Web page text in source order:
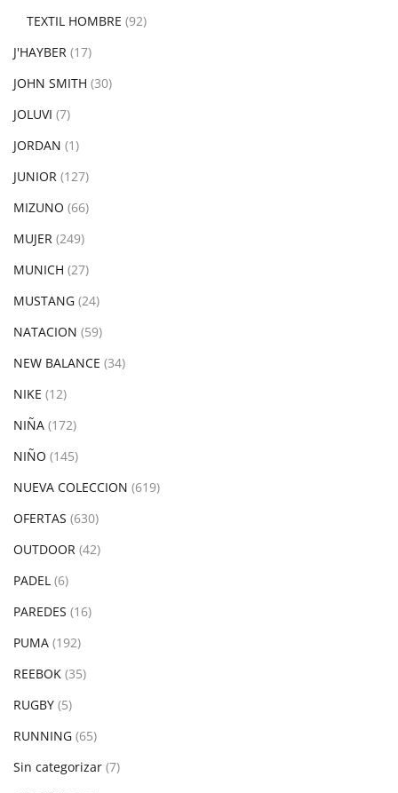
TEXTIL HOMBRE (92)
J'HAYBER (17)
JOHN SMITH (30)
JOLUVI (7)
JORDAN (1)
JUNIOR (127)
MIZUNO (66)
MUJER (249)
MUNICH (27)
MUSTANG (24)
NATACION (59)
NEW BALANCE (34)
NIKE (12)
NIÑA (172)
NIÑO (145)
NUEVA COLECCION (619)
OFERTAS (630)
OUTDOOR (42)
PADEL (6)
PAREDES (16)
PUMA (192)
REEBOK (35)
RUGBY (5)
RUNNING (65)
Sin categorizar (7)